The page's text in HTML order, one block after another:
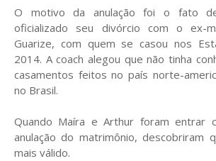
O motivo da anulação foi o fato
oficializado seu divórcio com o ex-
Guarize, com quem se casou nos
2014. A coach alegou que não tinha
casamentos feitos no país norte-
no Brasil.
Quando Maíra e Arthur foram entrar
anulação do matrimônio, descobriram
mais válido.